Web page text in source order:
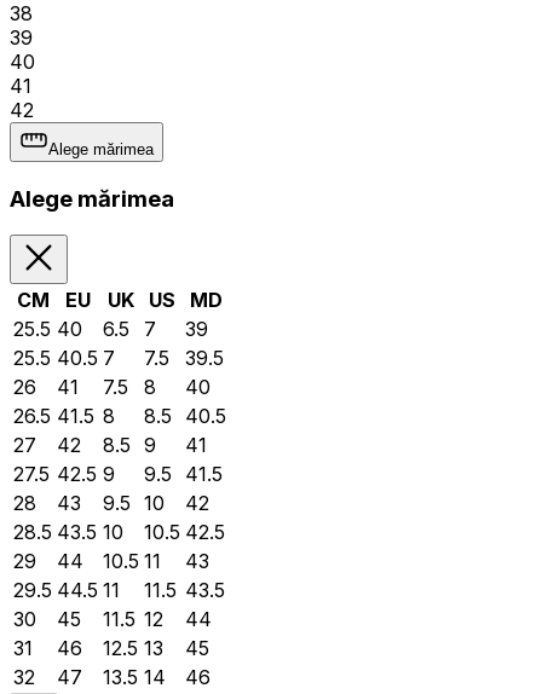
38
39
40
41
42
Alege mărimea
Alege mărimea
CM EU UK US
MD
25.5 40 6.5 7
39
25.5 40.5 7 7.5
39.5
26
41 7.5 8
40
26.5 41.5 8 8.5
40.5
27
42 8.5 9
41
27.5 42.5 9 9.5
41.5
28
43 9.5 10
42
28.5 43.5 10 10.5 42.5
29
44 10.5 11
43
29.5 44.5 11 11.5 43.5
30
45 11.5 12
44
31
46 12.5 13
45
32
47 13.5 14 46